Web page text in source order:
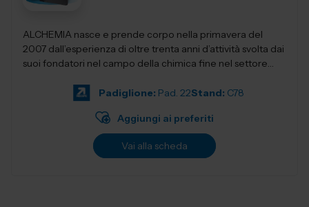
ALCHEMIA nasce e prende corpo nella primavera del
2007 dall’esperienza di oltre trenta anni d’attività svolta dai
suoi fondatori nel campo della chimica fine nel settore
Padiglione: Pad. 22Stand: C78
Aggiungi ai preferiti
Vai alla scheda